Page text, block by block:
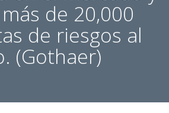
de 20,000
de riesgos al
(Gothaer)